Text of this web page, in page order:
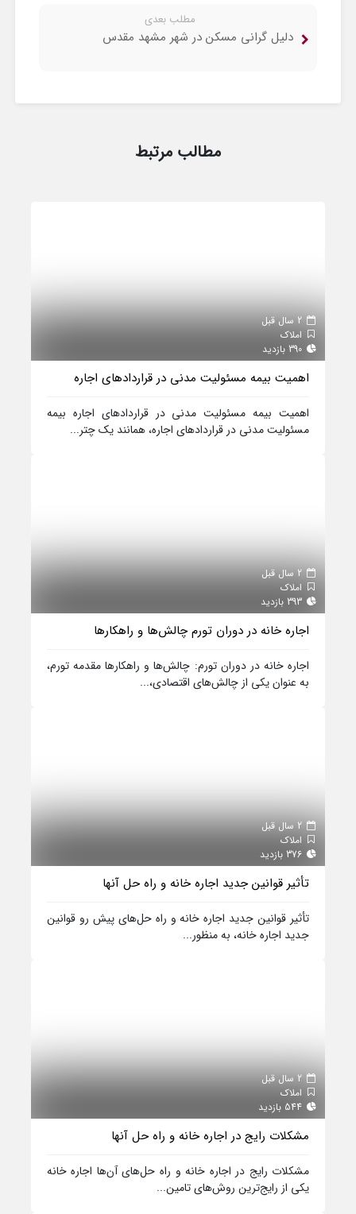
مطلب بعدی
دلیل گرانی مسکن در شهر مشهد مقدس
مطالب مرتبط
املاک
اهمیت بیمه مسئولیت مدنی در قراردادهای اجاره
اهمیت بیمه مسئولیت مدنی در قراردادهای اجاره بیمه
مسئولیت مدنی در قراردادهای اجاره، همانند یک چتر...
املاک
اجاره خانه در دوران تورم چالش‌ها و راهکارها
اجاره خانه در دوران تورم: چالش‌ها و راهکارها مقدمه تورم،
به عنوان یکی از چالش‌های اقتصادی،...
املاک
تأثیر قوانین جدید اجاره خانه و راه حل‌ آنها
تأثیر قوانین جدید اجاره خانه و راه حل‌های پیش رو قوانین
جدید اجاره خانه، به منظور...
املاک
مشکلات رایج در اجاره خانه و راه حل آنها
مشکلات رایج در اجاره خانه و راه حل‌های آن‌ها اجاره خانه
یکی از رایج‌ترین روش‌های تامین...